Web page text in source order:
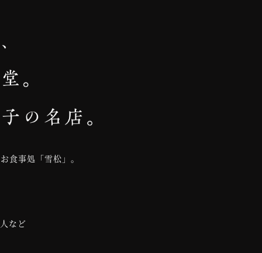
食事処「雪松」。
など